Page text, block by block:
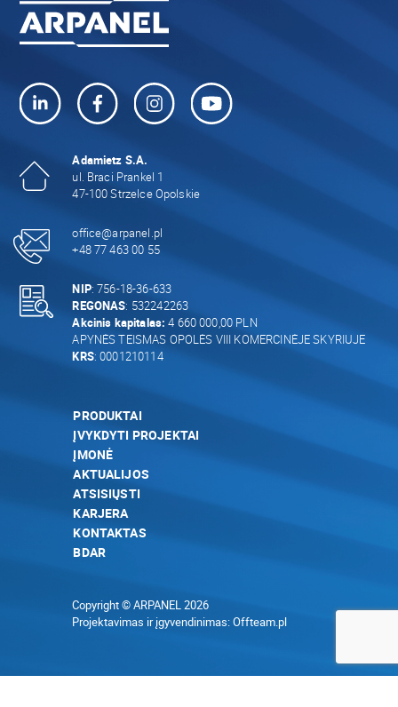
Adamietz S.A.
ul. Braci Prankel 1
47-100 Strzelce Opolskie
office@arpanel.pl
+48 77 463 00 55
NIP: 756-18-36-633
REGONAS: 532242263
Akcinis kapitalas: 4 660 000,00 PLN
APYNĖS TEISMAS OPOLĖS VIII KOMERCINĖJE SKYRIUJE
KRS: 0001210114
PRODUKTAI
ĮVYKDYTI PROJEKTAI
ĮMONĖ
AKTUALIJOS
ATSISIŲSTI
KARJERA
KONTAKTAS
BDAR
Copyright © ARPANEL 2026
Projektavimas ir įgyvendinimas:Offteam.pl